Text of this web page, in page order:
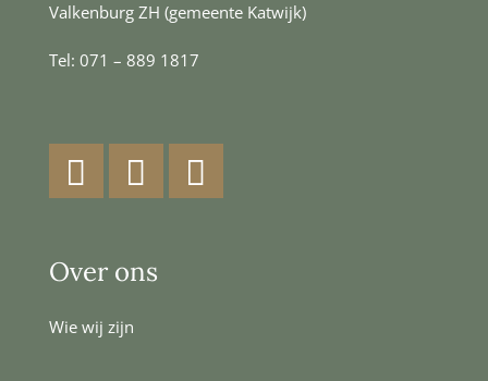
Valkenburg ZH (gemeente Katwijk)
Tel: 071 – 889 1817
FacebookInstagram
Over ons
Wie wij zijn